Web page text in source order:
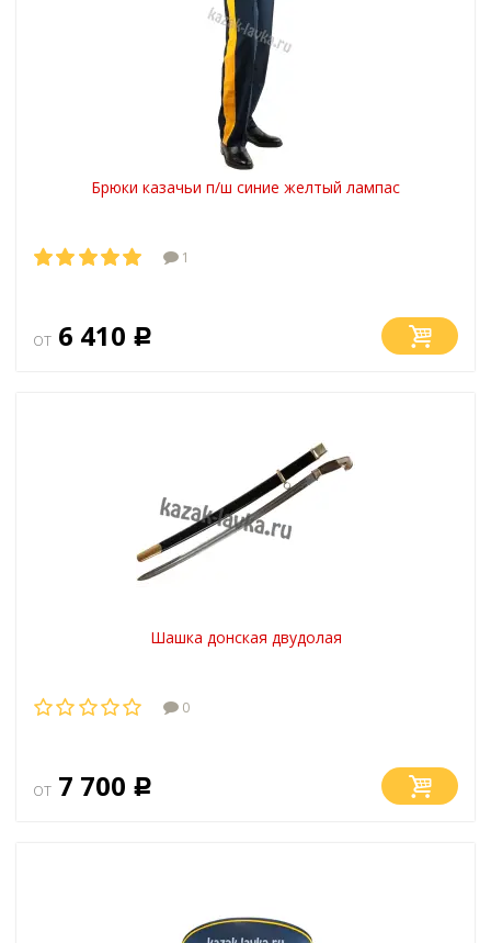
Брюки казачьи п/ш синие желтый лампас
1
от 6 410 Р
Шашка донская двудолая
0
от 7 700 Р